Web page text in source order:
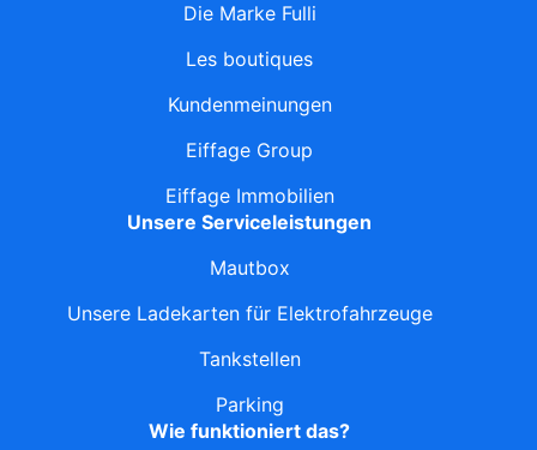
Die Marke Fulli
Les boutiques
Kundenmeinungen
Eiffage Group
Eiffage Immobilien
Unsere Serviceleistungen
Mautbox
Unsere Ladekarten für Elektrofahrzeuge
Tankstellen
Parking
Wie funktioniert das?